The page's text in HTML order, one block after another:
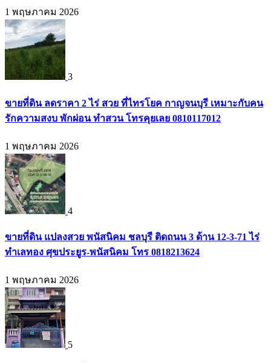
1 พฤษภาคม 2026
3
ขายที่ดิน ลดราคา 2 ไร่ สวย ที่ไทรโยค กาญจนบุรี เหมาะกับคน
รักความสงบ พักผ่อน ทำสวน โทรคุยเลย 0810117012
1 พฤษภาคม 2026
4
ขายที่ดิน แปลงสวย พนัสนิคม ชลบุรี ติดถนน 3 ด้าน 12-3-71 ไร่
ทำเลทอง ศุขประยูร-พนัสนิคม โทร 0818213624
1 พฤษภาคม 2026
5